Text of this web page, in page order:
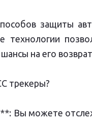
защиты
технологии
на его возврат
трекеры?
Вы можете